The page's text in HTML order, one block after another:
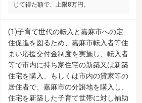
じて得た額で、上限8万円。
(1)子育て世代の転入と嘉麻市への定
住促進を図るため、嘉麻市転入者等住
まい応援交付金制度を実施し、転入者
等で市内に持ち家住宅の新築又は新築
住宅を購入、もしくは市内の貸家等の
居住者で、嘉麻市の分譲地を購入し、
住宅を新築した子育て世帯に対し補助